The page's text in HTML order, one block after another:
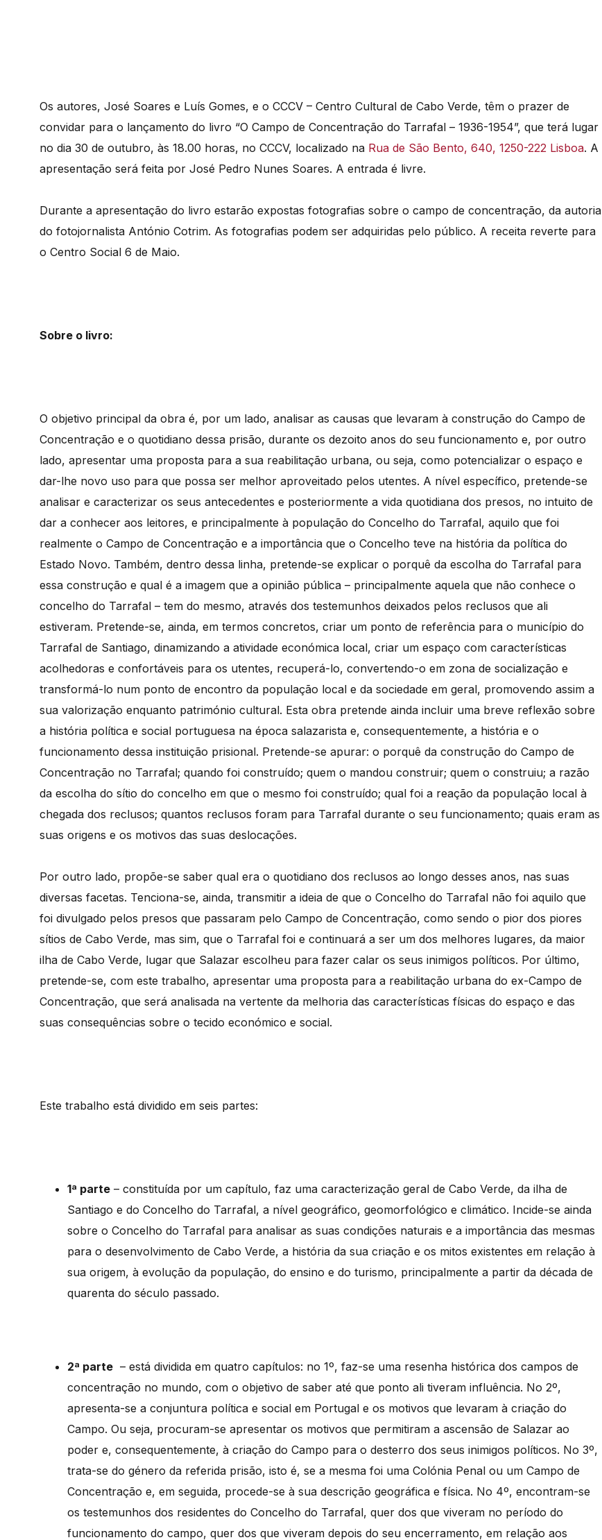
Os autores, José Soares e Luís Gomes, e o CCCV – Centro Cultural de Cabo Verde, têm o prazer de
convidar para o lançamento do livro “O Campo de Concentração do Tarrafal – 1936-1954”, que terá lugar
no dia 30 de outubro, às 18.00 horas, no CCCV, localizado na Rua de São Bento, 640, 1250-222 Lisboa. A
apresentação será feita por José Pedro Nunes Soares. A entrada é livre.
Durante a apresentação do livro estarão expostas fotografias sobre o campo de concentração, da autoria
do fotojornalista António Cotrim. As fotografias podem ser adquiridas pelo público. A receita reverte para
o Centro Social 6 de Maio.
Sobre o livro:
O objetivo principal da obra é, por um lado, analisar as causas que levaram à construção do Campo de
Concentração e o quotidiano dessa prisão, durante os dezoito anos do seu funcionamento e, por outro
lado, apresentar uma proposta para a sua reabilitação urbana, ou seja, como potencializar o espaço e
dar-lhe novo uso para que possa ser melhor aproveitado pelos utentes. A nível específico, pretende-se
analisar e caracterizar os seus antecedentes e posteriormente a vida quotidiana dos presos, no intuito de
dar a conhecer aos leitores, e principalmente à população do Concelho do Tarrafal, aquilo que foi
realmente o Campo de Concentração e a importância que o Concelho teve na história da política do
Estado Novo. Também, dentro dessa linha, pretende-se explicar o porquê da escolha do Tarrafal para
essa construção e qual é a imagem que a opinião pública – principalmente aquela que não conhece o
concelho do Tarrafal – tem do mesmo, através dos testemunhos deixados pelos reclusos que ali
estiveram. Pretende-se, ainda, em termos concretos, criar um ponto de referência para o município do
Tarrafal de Santiago, dinamizando a atividade económica local, criar um espaço com características
acolhedoras e confortáveis para os utentes, recuperá-lo, convertendo-o em zona de socialização e
transformá-lo num ponto de encontro da população local e da sociedade em geral, promovendo assim a
sua valorização enquanto património cultural. Esta obra pretende ainda incluir uma breve reflexão sobre
a história política e social portuguesa na época salazarista e, consequentemente, a história e o
funcionamento dessa instituição prisional. Pretende-se apurar: o porquê da construção do Campo de
Concentração no Tarrafal; quando foi construído; quem o mandou construir; quem o construiu; a razão
da escolha do sítio do concelho em que o mesmo foi construído; qual foi a reação da população local à
chegada dos reclusos; quantos reclusos foram para Tarrafal durante o seu funcionamento; quais eram as
suas origens e os motivos das suas deslocações.
Por outro lado, propõe-se saber qual era o quotidiano dos reclusos ao longo desses anos, nas suas
diversas facetas. Tenciona-se, ainda, transmitir a ideia de que o Concelho do Tarrafal não foi aquilo que
foi divulgado pelos presos que passaram pelo Campo de Concentração, como sendo o pior dos piores
sítios de Cabo Verde, mas sim, que o Tarrafal foi e continuará a ser um dos melhores lugares, da maior
ilha de Cabo Verde, lugar que Salazar escolheu para fazer calar os seus inimigos políticos. Por último,
pretende-se, com este trabalho, apresentar uma proposta para a reabilitação urbana do ex-Campo de
Concentração, que será analisada na vertente da melhoria das características físicas do espaço e das
suas consequências sobre o tecido económico e social.
Este trabalho está dividido em seis partes:
1ª parte – constituída por um capítulo, faz uma caracterização geral de Cabo Verde, da ilha de
Santiago e do Concelho do Tarrafal, a nível geográfico, geomorfológico e climático. Incide-se ainda
sobre o Concelho do Tarrafal para analisar as suas condições naturais e a importância das mesmas
para o desenvolvimento de Cabo Verde, a história da sua criação e os mitos existentes em relação à
sua origem, à evolução da população, do ensino e do turismo, principalmente a partir da década de
quarenta do século passado.
2ª parte – está dividida em quatro capítulos: no 1º, faz-se uma resenha histórica dos campos de
concentração no mundo, com o objetivo de saber até que ponto ali tiveram influência. No 2º,
apresenta-se a conjuntura política e social em Portugal e os motivos que levaram à criação do
Campo. Ou seja, procuram-se apresentar os motivos que permitiram a ascensão de Salazar ao
poder e, consequentemente, à criação do Campo para o desterro dos seus inimigos políticos. No 3º,
trata-se do género da referida prisão, isto é, se a mesma foi uma Colónia Penal ou um Campo de
Concentração e, em seguida, procede-se à sua descrição geográfica e física. No 4º, encontram-se
os testemunhos dos residentes do Concelho do Tarrafal, quer dos que viveram no período do
funcionamento do campo, quer dos que viveram depois do seu encerramento, em relação aos